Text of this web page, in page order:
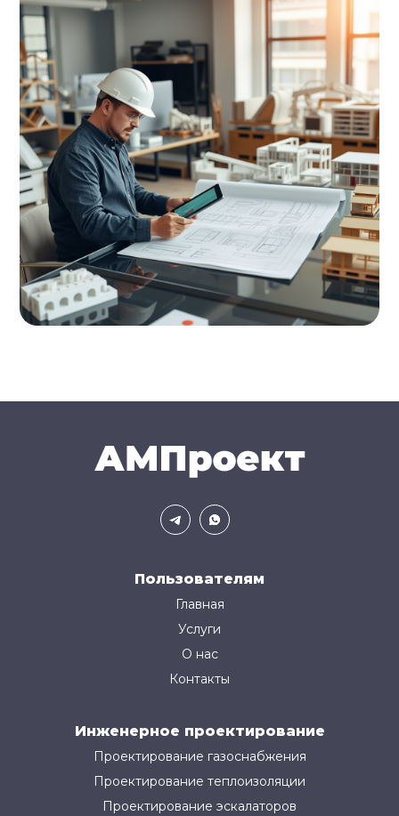
Пользователям
Главная
Услуги
О нас
Контакты
Инженерное проектирование
Проектирование газоснабжения
Проектирование теплоизоляции
Проектирование эскалаторов